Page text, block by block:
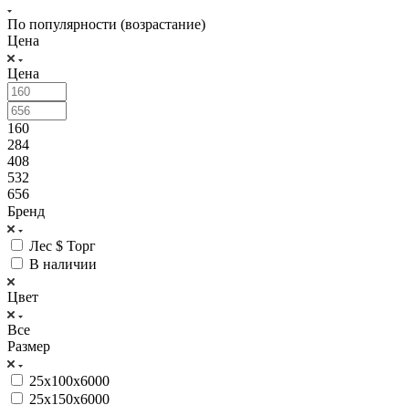
По популярности (возрастание)
Цена
Цена
160
284
408
532
656
Бренд
Лес $ Торг
В наличии
Цвет
Все
Размер
25х100х6000
25х150х6000